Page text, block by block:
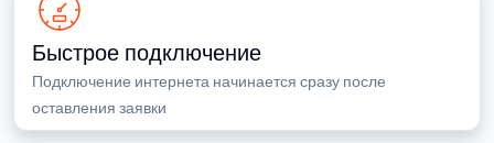
Быстрое подключение
Подключение интернета начинается сразу после
оставления заявки